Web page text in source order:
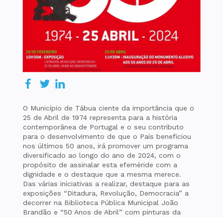
O Município de Tábua ciente da importância que o
25 de Abril de 1974 representa para a história
contemporânea de Portugal e o seu contributo
para o desenvolvimento de que o País beneficiou
nos últimos 50 anos, irá promover um programa
diversificado ao longo do ano de 2024, com o
propósito de assinalar esta efeméride com a
dignidade e o destaque que a mesma merece.
Das várias iniciativas a realizar, destaque para as
exposições “Ditadura, Revolução, Democracia” a
decorrer na Biblioteca Pública Municipal João
Brandão e “50 Anos de Abril” com pinturas da